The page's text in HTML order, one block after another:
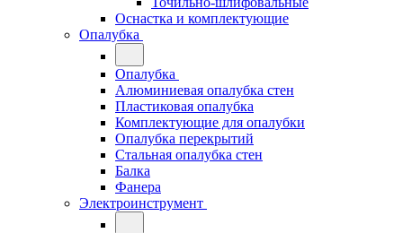
Оснастка и комплектующие
Опалубка
Опалубка
Алюминиевая опалубка стен
Пластиковая опалубка
Комплектующие для опалубки
Опалубка перекрытий
Стальная опалубка стен
Балка
Фанера
Электроинструмент